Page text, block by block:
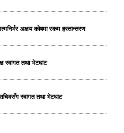
अक्षय कोषमा रकम हस्तान्तरण
स्वागत तथा भेटघाट
स्वागत तथा भेटघाट